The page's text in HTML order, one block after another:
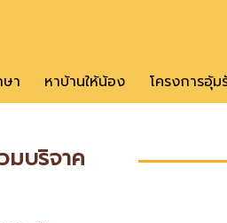
ษา หาบ้านให้น้อง โครงการอุ้ม
มบริจาค